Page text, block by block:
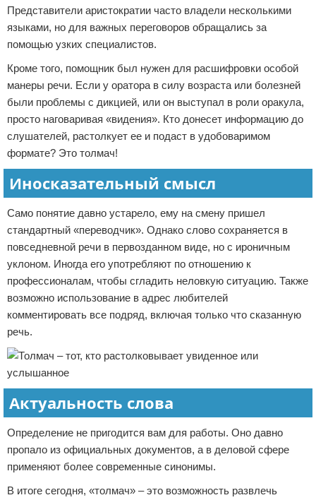
Представители аристократии часто владели несколькими
языками, но для важных переговоров обращались за
помощью узких специалистов.
Кроме того, помощник был нужен для расшифровки особой
манеры речи. Если у оратора в силу возраста или болезней
были проблемы с дикцией, или он выступал в роли оракула,
просто наговаривая «видения». Кто донесет информацию до
слушателей, растолкует ее и подаст в удобоваримом
формате? Это толмач!
Иносказательный смысл
Само понятие давно устарело, ему на смену пришел
стандартный «переводчик». Однако слово сохраняется в
повседневной речи в первозданном виде, но с ироничным
уклоном. Иногда его употребляют по отношению к
профессионалам, чтобы сгладить неловкую ситуацию. Также
возможно использование в адрес любителей
комментировать все подряд, включая только что сказанную
речь.
Актуальность слова
Определение не пригодится вам для работы. Оно давно
пропало из официальных документов, а в деловой сфере
применяют более современные синонимы.
В итоге сегодня, «толмач» – это возможность развлечь